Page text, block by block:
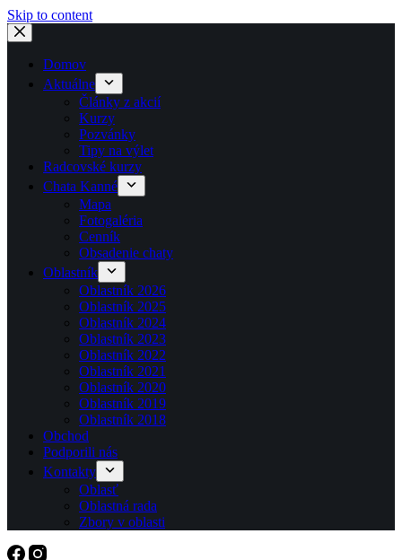
Skip to content
Domov
Aktuálne
Články z akcií
Kurzy
Pozvánky
Tipy na výlet
Radcovské kurzy
Chata Kanné
Mapa
Fotogaléria
Cenník
Obsadenie chaty
Oblastník
Oblastník 2026
Oblastník 2025
Oblastník 2024
Oblastník 2023
Oblastník 2022
Oblastník 2021
Oblastník 2020
Oblastník 2019
Oblastník 2018
Obchod
Podporili nás
Kontakty
Oblasť
Oblastná rada
Zbory v oblasti